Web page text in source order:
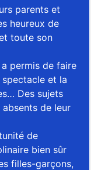
parents et
heureux de
toute son
permis de faire
et la
Des sujets
de leur
de
bien sûr
filles-garçons,